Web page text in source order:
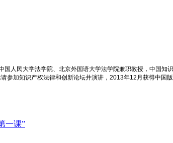
人民大学法学院、北京外国语大学法学院兼职教授，中国
加知识产权法律和创新论坛并演讲，2013年12月获得中国版
一课”